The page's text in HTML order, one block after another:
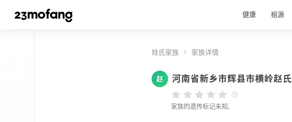
健康 祖源
姓氏家族 家族详情
赵 河南省新乡市辉县市横岭赵氏
家族的遗传标记未知,